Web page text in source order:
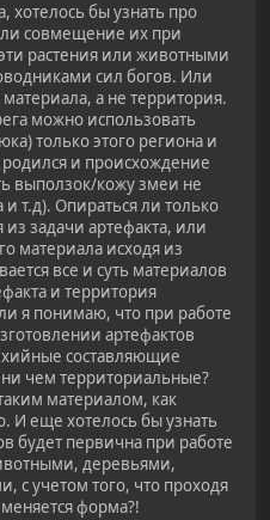
хотелось бы узнать про
совмещение их при
растения или животными
сил богов. Или
а не территория.
можно использовать
только этого региона и
и происхождение
выползок/кожу змеи не
т.д). Опираться ли только
из задачи артефакта, или
материала исходя из
все и суть материалов
и территория
я понимаю, что при работе
артефактов
составляющие
чем территориальные?
материалом, как
И еще хотелось бы узнать
будет первична при работе
деревьями,
с учетом того, что проходя
а меняется форма?!